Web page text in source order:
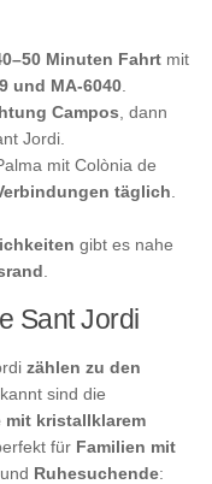
Minuten Fahrt mit
und MA-6040
Campos , dann
Jordi.
mit Colònia de
täglich
gibt es nahe
Sant Jordi
zählen zu den
sind die
mit kristallklarem
für Familien mit
Ruhesuchende: